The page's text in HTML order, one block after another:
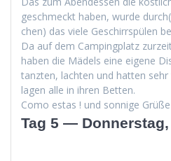
geschmeckt haben, wurde
chen) das viele Geschirrspülen
Da auf dem Camp­ing­platz
haben die Mädels eine eigene
tanzten, lacht­en und hat­ten
lagen alle in ihren Betten.
Como estas ! und son­nige
Tag 5 — Donnerstag,